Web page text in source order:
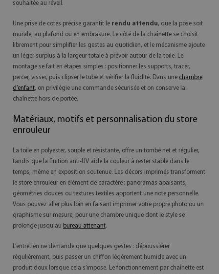
souhaitée au réveil.
Une prise de cotes précise garantit le rendu attendu, que la pose soit
murale, au plafond ou en embrasure. Le côté de la chaînette se choisit
librement pour simplifier les gestes au quotidien, et le mécanisme ajoute
un léger surplus à la largeur totale à prévoir autour de la toile. Le
montage se fait en étapes simples : positionner les supports, tracer,
percer, visser, puis clipser le tube et vérifier la fluidité. Dans une chambre
d’enfant, on privilégie une commande sécurisée et on conserve la
chaînette hors de portée.
Matériaux, motifs et personnalisation du store
enrouleur
La toile en polyester, souple et résistante, offre un tombé net et régulier,
tandis que la finition anti-UV aide la couleur à rester stable dans le
temps, même en exposition soutenue. Les décors imprimés transforment
le store enrouleur en élément de caractère : panoramas apaisants,
géométries douces ou textures textiles apportent une note personnelle.
Vous pouvez aller plus loin en faisant imprimer votre propre photo ou un
graphisme sur mesure, pour une chambre unique dont le style se
prolonge jusqu’au bureau attenant.
L’entretien ne demande que quelques gestes : dépoussiérer
régulièrement, puis passer un chiffon légèrement humide avec un
produit doux lorsque cela s’impose. Le fonctionnement par chaînette est